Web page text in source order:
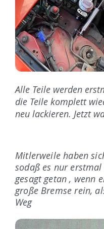
Alle Teile werden
die Teile komplett
neu lackieren. Jetzt
Mitlerweile haben
sodaß es nur
gesagt getan , wenn
große Bremse rein,
Weg